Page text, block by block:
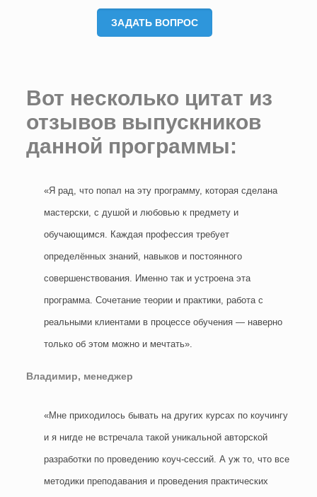
ЗАДАТЬ ВОПРОС
Вот несколько цитат из
отзывов выпускников
данной программы:
«Я рад, что попал на эту программу, которая сделана
мастерски, с душой и любовью к предмету и
обучающимся. Каждая профессия требует
определённых знаний, навыков и постоянного
совершенствования. Именно так и устроена эта
программа. Сочетание теории и практики, работа с
реальными клиентами в процессе обучения — наверно
только об этом можно и мечтать».
Владимир, менеджер
«Мне приходилось бывать на других курсах по коучингу
и я нигде не встречала такой уникальной авторской
разработки по проведению коуч-сессий. А уж то, что все
методики преподавания и проведения практических